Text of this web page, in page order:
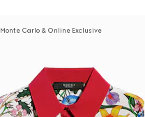
Monte Carlo & Online Exclusive